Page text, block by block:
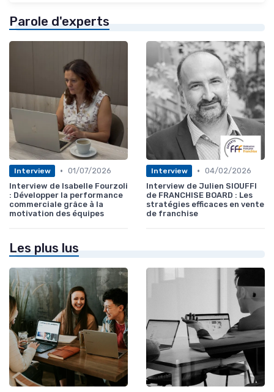
Parole d'experts
Interview • 01/07/2026
Interview de Isabelle Fourzoli
: Développer la performance
commerciale grâce à la
motivation des équipes
Interview • 04/02/2026
Interview de Julien SIOUFFI
de FRANCHISE BOARD : Les
stratégies efficaces en vente
de franchise
Les plus lus